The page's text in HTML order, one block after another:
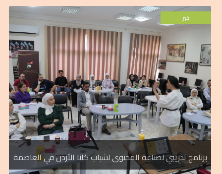
خبر
برنامج تدريبي لصناعة المحتوى لشباب كلنا الأردن في العاصمة
خبر
عقدت هيئة شباب كلنا الاردن الذراع الشبابي
لصندوق الملك عبدالله الثاني للتنمية برنامج
تدريبي متكامل في مجالات "صناعة المحتوى
وادارة منصات العمل الالكتروني، والتجارة
الالكترونية، والتسويق الالكتروني" لفريق عمل
العاصمة، وذلك ضمن سعي الهيئة للإستثمار في
طاقات الشباب الأردني، ضمن محور التدريب